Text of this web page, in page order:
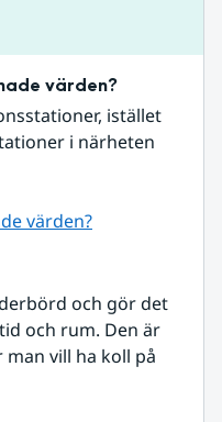
värden?
istället
i närheten
värden?
och gör det
och rum. Den är
vill ha koll på